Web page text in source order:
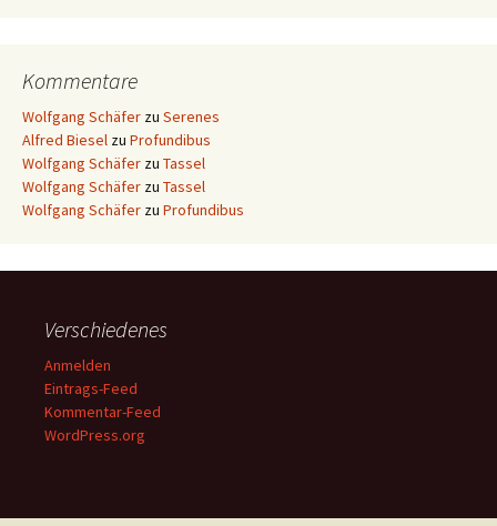
Kommentare
Wolfgang Schäfer zu Serenes
Alfred Biesel zu Profundibus
Wolfgang Schäfer zu Tassel
Wolfgang Schäfer zu Tassel
Wolfgang Schäfer zu Profundibus
Verschiedenes
Anmelden
Eintrags-Feed
Kommentar-Feed
WordPress.org